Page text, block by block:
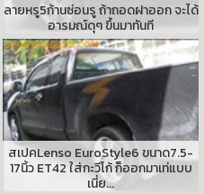
ลายหรู5ก้านซ่อนรู ถ้าถอดฝาออก จะได้
อารมณ์ดุๆ ขึ้นมาทันที
สเปคLenso EuroStyle6 ขนาด7.5-
17นิ้ว ET42 ใส่กะวีโก้ ก็ออกมาเท่แบบ
เนี่ย...